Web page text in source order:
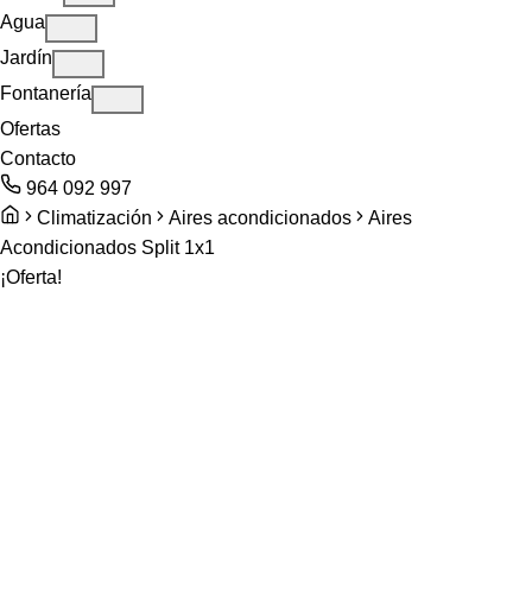
Agua
Jardín
Fontanería
Ofertas
Contacto
964 092 997
Climatización
Aires acondicionados
Aires
Acondicionados Split 1x1
¡Oferta!